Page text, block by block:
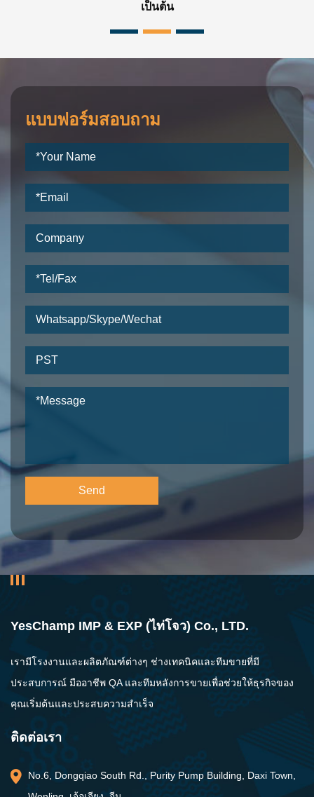
เป็นต้น
แบบฟอร์มสอบถาม
YesChamp IMP & EXP (ไท่โจว) Co., LTD.
เรามีโรงงานและผลิตภัณฑ์ต่างๆ ช่างเทคนิคและทีมขายที่มี
ประสบการณ์ มืออาชีพ QA และทีมหลังการขายเพื่อช่วยให้ธุรกิจของ
คุณเริ่มต้นและประสบความสำเร็จ
ติดต่อเรา
No.6, Dongqiao South Rd., Purity Pump Building, Daxi Town,